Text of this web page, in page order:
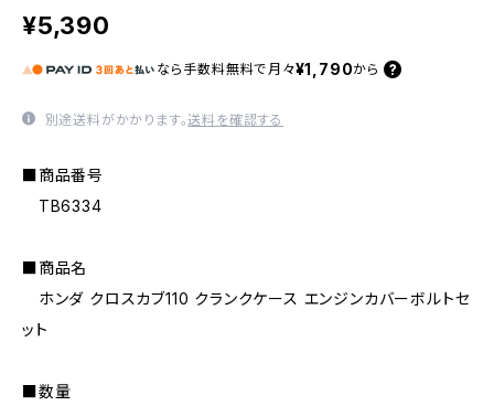
¥5,390
なら 手数料無料で 月々¥1,790から
別途送料がかかります。送料を確認する
■商品番号
TB6334
■商品名
ホンダ クロスカブ110 クランクケース エンジンカバーボルトセ
ット
■数量